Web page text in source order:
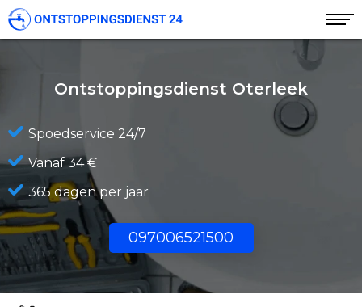
Ontstoppingsdienst Oterleek
Spoedservice 24/7
Vanaf 34 €
365 dagen per jaar
097006521500